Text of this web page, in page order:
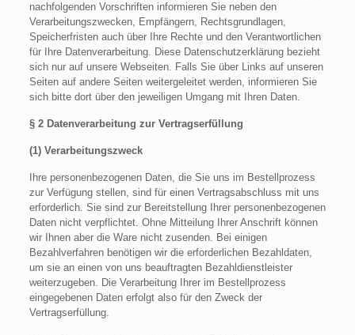
nachfolgenden Vorschriften informieren Sie neben den
Verarbeitungszwecken, Empfängern, Rechtsgrundlagen,
Speicherfristen auch über Ihre Rechte und den Verantwortlichen
für Ihre Datenverarbeitung. Diese Datenschutzerklärung bezieht
sich nur auf unsere Webseiten. Falls Sie über Links auf unseren
Seiten auf andere Seiten weitergeleitet werden, informieren Sie
sich bitte dort über den jeweiligen Umgang mit Ihren Daten.
§ 2 Datenverarbeitung zur Vertragserfüllung
(1) Verarbeitungszweck
Ihre personenbezogenen Daten, die Sie uns im Bestellprozess
zur Verfügung stellen, sind für einen Vertragsabschluss mit uns
erforderlich. Sie sind zur Bereitstellung Ihrer personenbezogenen
Daten nicht verpflichtet. Ohne Mitteilung Ihrer Anschrift können
wir Ihnen aber die Ware nicht zusenden. Bei einigen
Bezahlverfahren benötigen wir die erforderlichen Bezahldaten,
um sie an einen von uns beauftragten Bezahldienstleister
weiterzugeben. Die Verarbeitung Ihrer im Bestellprozess
eingegebenen Daten erfolgt also für den Zweck der
Vertragserfüllung.